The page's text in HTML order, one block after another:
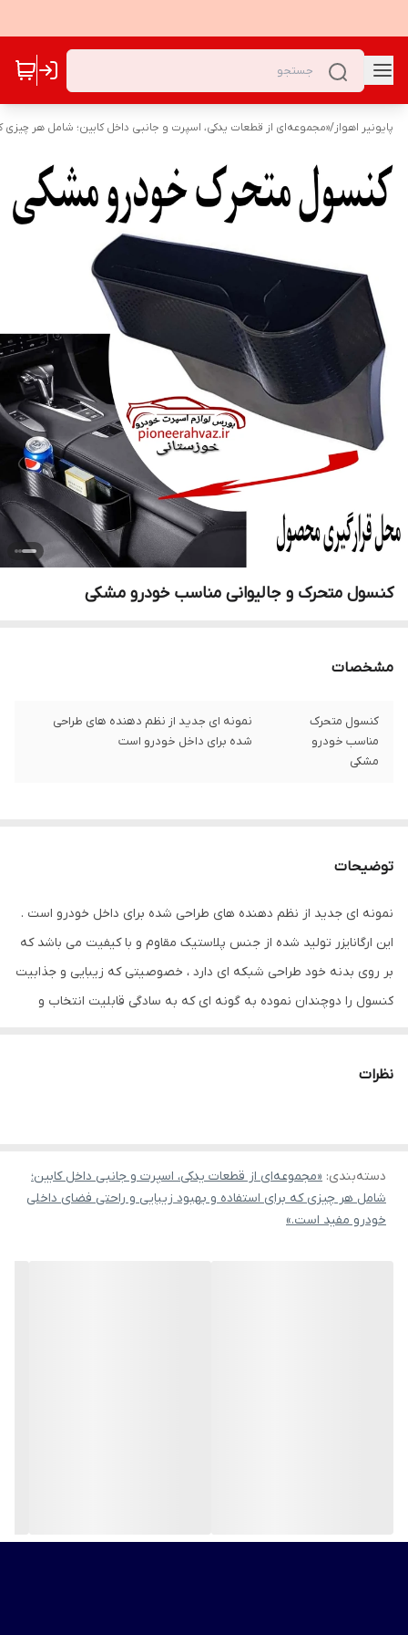
پایونیر اهواز/«مجموعه‌ای از قطعات یدکی، اسپرت و جانبی داخل کابین؛ شامل هر
کنسول متحرک و جالیوانی مناسب خودرو مشکی
مشخصات
کنسول متحرک
مناسب خودرو
مشکی
نمونه ای جدید از نظم دهنده های طراحی
شده برای داخل خودرو است
توضیحات
نمونه ای جدید از نظم دهنده های طراحی شده برای داخل خودرو است .
این ارگانایزر تولید شده از جنس پلاستیک مقاوم و با کیفیت می باشد که
بر روی بدنه خود طراحی شبکه ای دارد ، خصوصیتی که زیبایی و جذابیت
کنسول را دوچندان نموده به گونه ای که به سادگی قابلیت انتخاب و
مستطیل شکل در کنار آن برای قرار دادن لوازم و وسایل مختلف دیگر
نظرات
دسته‌بندی: «مجموعه‌ای از قطعات یدکی، اسپرت و جانبی داخل کابین؛
شامل هر چیزی که برای استفاده و بهبود زیبایی و راحتی فضای داخلی
خودرو مفید است.»